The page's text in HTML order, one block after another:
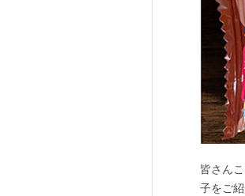
皆さん
子をご